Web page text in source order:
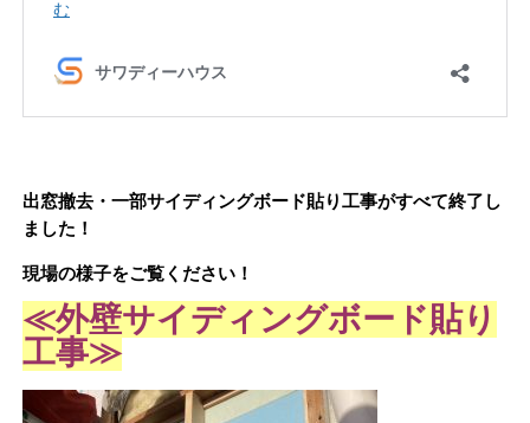
出窓撤去・一部サイディングボード貼り工事がすべて終了し
ました！
現場の様子をご覧ください！
≪外壁サイディングボード貼り
工事≫